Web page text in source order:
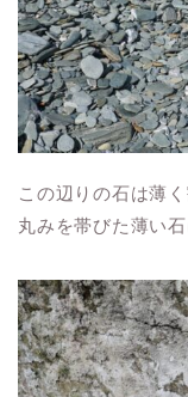
この辺りの石は薄
丸みを帯びた薄い